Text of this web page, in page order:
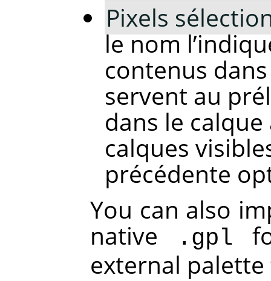
Pixels
le nom
contenus
servent au
dans le
calques
précédente
You can also
native
.gpl
external